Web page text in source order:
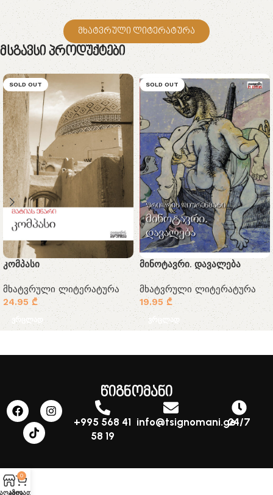
მხატვრული ლიტერატურა
Მსგავსი Პროდუქტები
SOLD OUT
კომპასი
მხატვრული ლიტერატურა
24.95 ₾
ვრცლად
SOLD OUT
მინოტავრი. დავალება
მხატვრული ლიტერატურა
19.95₾
ვრცლად
წიგნომანი
+995 568 41
58 19
info@tsignomani.ge24/7
0
კალათა